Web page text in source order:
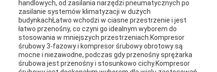
handlowych, od zasilania narzędzi pneumatycznych po
zasilanie systemów klimatyzacji w dużych
budynkachŁatwo wchodzi w ciasne przestrzenie i jest
łatwo przenośny, co czyni go idealnym wyborem do
stosowania w mniejszych przestrzeniach.Kompresor
śrubowy 3-fazowy i kompresor śrubowy obrotowy są
mocne i niezawodne, podczas gdy przenośny sprężarka
śrubowa jest przenośny i stosunkowo cichy.Kompresor